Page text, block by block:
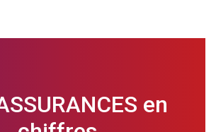
en